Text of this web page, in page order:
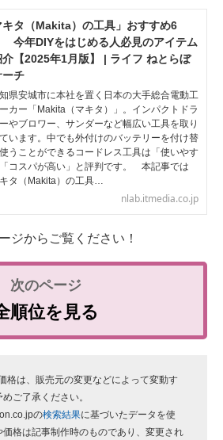
キタ（Makita）の工具」おすすめ6
今年DIYをはじめる人必見のアイテム
介【2025年1月版】 | ライフ ねとらぼ
ーチ
県安城市に本社を置く日本の大手総合電動工
カー「Makita（マキタ）」。インパクトドラ
やブロワー、サンダーなど幅広い工具を取り
います。中でも外付けのバッテリーを付け替
うことができるコードレス工具は「使いやす
コスパが高い」と評判です。 本記事では
キタ（Makita）の工具…
nlab.itmedia.co.jp
ジからご覧ください！
順位を見る
格は、販売元の変更などによって変動す
ご了承ください。
の検索結果に基づいたデータを使
格は記事制作時のものであり、変更され